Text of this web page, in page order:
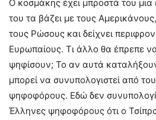
Ο κοσμάκης έχει μπροστά του μια
του τα βάζει με τους
τους Ρώσους και δείχνει
Ευρωπαίους. Τι άλλο θα έπρεπε
ψηφίσουν; Το αν αυτά
μπορεί να συνυπολογιστεί από
ψηφοφόρους. Εδώ δεν
Έλληνες ψηφοφόρους ότι ο